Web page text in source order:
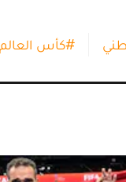
#كأس العالم